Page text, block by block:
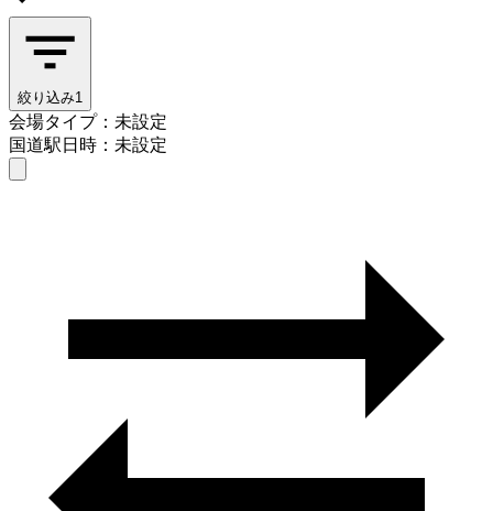
絞り込み1
会場タイプ：未設定
国道駅日時：未設定